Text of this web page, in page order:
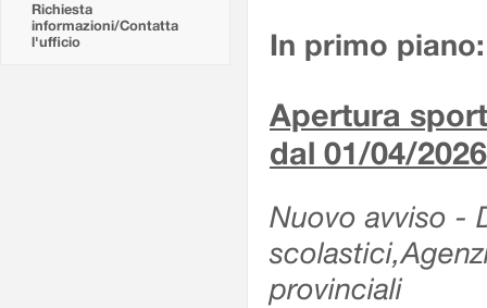
Richiesta
informazioni/Contatta
l'ufficio
In primo piano:
Apertura
dal 01/04/2026
Nuovo avviso -
provinciali